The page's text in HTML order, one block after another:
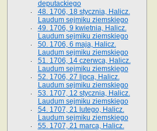
deputackiego
48. 1706, 18 stycznia, Halicz.
Laudum sejmiku ziemskiego
49. 1706, 9 kwietnia, Halicz.
Laudum sejmiku ziemskiego
50. 1706, 6 maja, Halicz.
Laudum sejmiku ziemskiego
51. 1706, 14 czerwca, Halicz.
Laudum sejmiku ziemskiego
52. 1706, 27 lipca, Halicz.
Laudum sejmiku ziemskiego
53. 1707, 12 stycznia, Halicz.
Laudum sejmiku ziemskiego
54. 1707, 21 lutego, Halicz.
Laudum sejmiku ziemskiego
55. 1707, 21 marca, Halicz.